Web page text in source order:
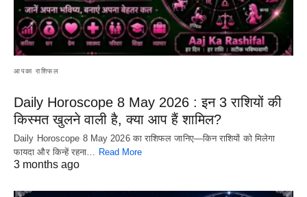
आपका राशिफल
Daily Horoscope 8 May 2026 : इन 3 राशियों की
किस्मत खुलने वाली है, क्या आप हैं शामिल?
Daily Horoscope 8 May 2026 का राशिफल जानिए—किन राशियों को मिलेगा
फायदा और किन्हें रहना…
Read More
3 months ago